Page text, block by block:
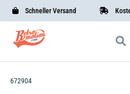
Schneller Versand
672904